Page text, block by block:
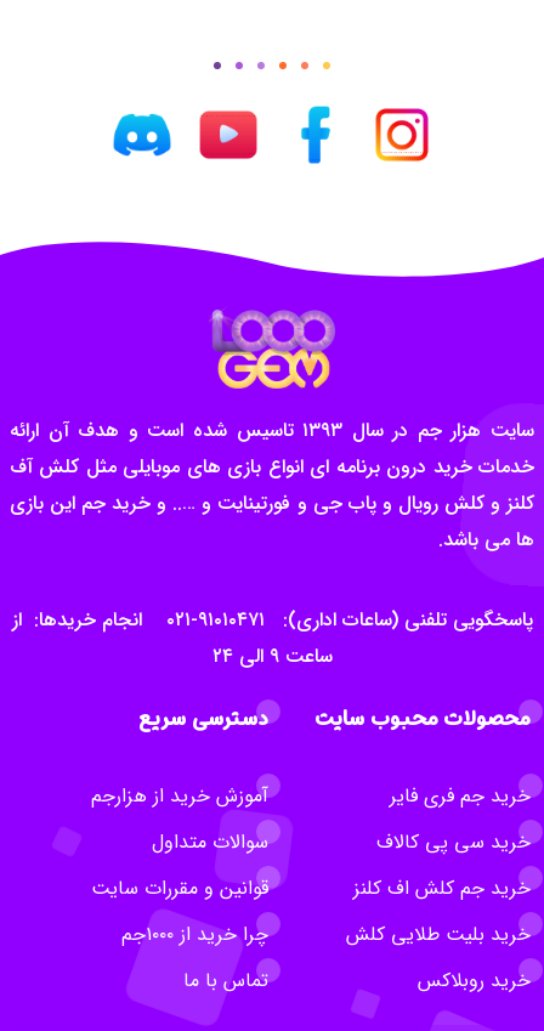
سایت هزار جم در سال ۱۳۹۳ تاسیس شده است و هدف آن ارائه
خدمات خرید درون برنامه ای انواع بازی های موبایلی مثل کلش آف
کلنز و کلش رویال و پاب جی و فورتینایت و ….. و خرید جم این بازی
ها می باشد.
پاسخگویی تلفنی (ساعات اداری): ۹۱۰۱۰۴۷۱-۰۲۱ انجام خریدها: از
ساعت ۹ الی ۲۴
محصولات محبوب سایت
خرید جم فری فایر
خرید سی پی کالاف
خرید جم کلش اف کلنز
خرید بلیت طلایی کلش
خرید روبلاکس
دسترسی سریع
آموزش خرید از هزارجم
سوالات متداول
قوانین و مقررات سایت
چرا خرید از ۱۰۰۰جم
تماس با ما